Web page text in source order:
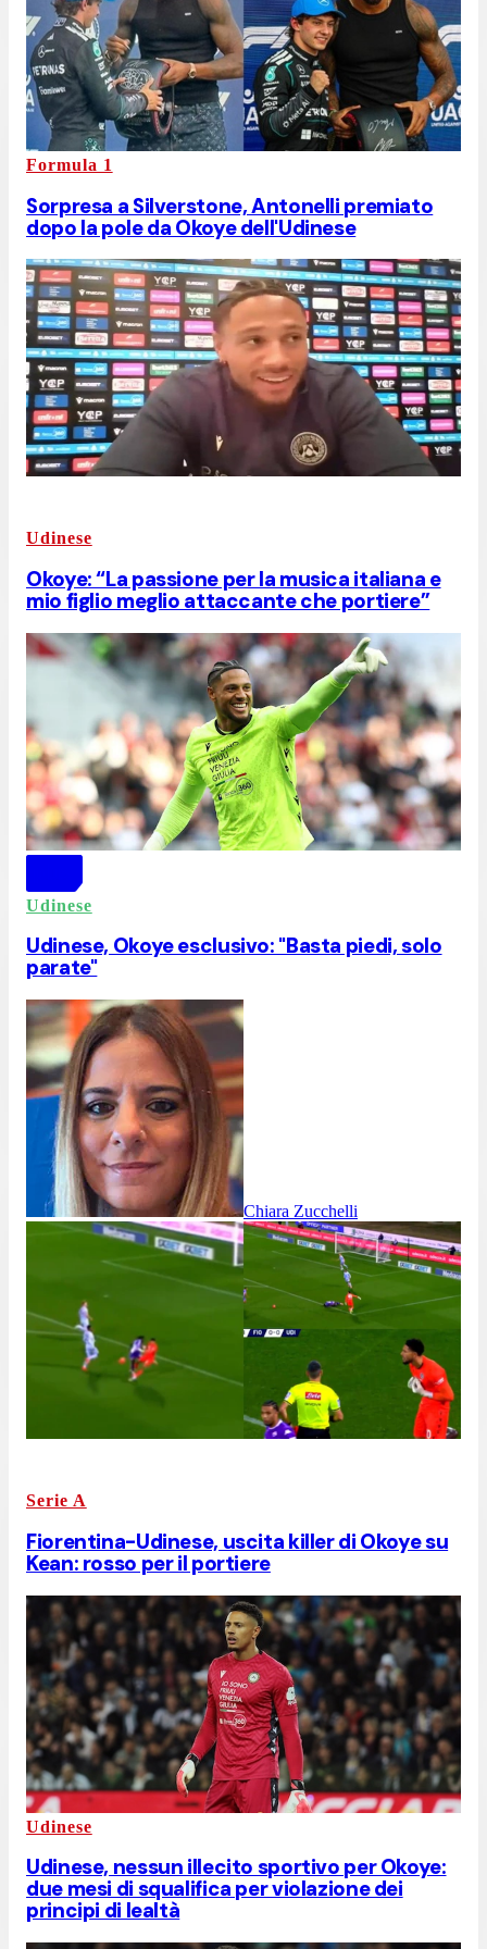
Formula 1
Sorpresa a Silverstone, Antonelli premiato
dopo la pole da Okoye dell'Udinese
Udinese
Okoye: “La passione per la musica italiana e
mio figlio meglio attaccante che portiere”
Udinese
Udinese, Okoye esclusivo: "Basta piedi, solo
parate"
Chiara Zucchelli
Serie A
Fiorentina-Udinese, uscita killer di Okoye su
Kean: rosso per il portiere
Udinese
Udinese, nessun illecito sportivo per Okoye:
due mesi di squalifica per violazione dei
principi di lealtà